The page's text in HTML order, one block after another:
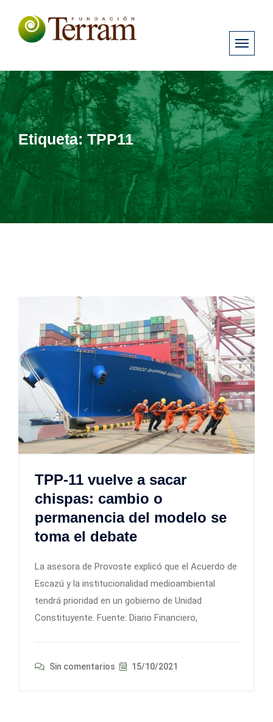
Etiqueta:TPP11
TPP-11 vuelve a sacar
chispas: cambio o
permanencia del modelo se
toma el debate
La asesora de Provoste explicó que el Acuerdo de
Escazú y la institucionalidad medioambiental
tendrá prioridad en un gobierno de Unidad
Constituyente. Fuente: Diario Financiero,
Sin comentarios 15/10/2021